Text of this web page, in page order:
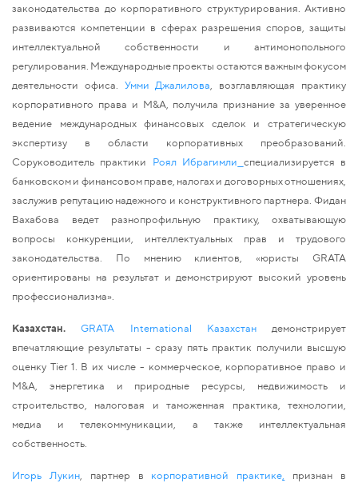
законодательства до корпоративного структурирования. Активно
развиваются компетенции в сферах разрешения споров, защиты
интеллектуальной собственности и антимонопольного
регулирования. Международные проекты остаются важным фокусом
деятельности офиса. Умми Джалилова , возглавляющая практику
корпоративного права и M&A, получила признание за уверенное
ведение международных финансовых сделок и стратегическую
экспертизу в области корпоративных преобразований.
Соруководитель практики
Роял Ибрагимли специализируется в
банковском и финансовом праве, налогах и договорных отношениях,
заслужив репутацию надежного и конструктивного партнера. Фидан
Вахабова ведет разнопрофильную практику, охватывающую
вопросы конкуренции, интеллектуальных прав и трудового
законодательства. По мнению клиентов, «юристы GRATA
ориентированы на результат и демонстрируют высокий уровень
профессионализма».
Казахстан. GRATA International Казахстан демонстрирует
впечатляющие результаты - сразу пять практик получили высшую
оценку Tier 1. В их числе - коммерческое, корпоративное право и
M&A, энергетика и природные ресурсы, недвижимость и
строительство, налоговая и таможенная практика, технологии,
медиа и телекоммуникации, а также интеллектуальная
собственность.
Игорь Лукин, партнер в корпоративной практике, признан в